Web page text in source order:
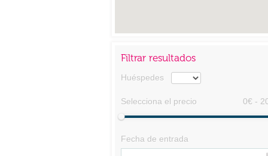
Filtrar resultados
Huéspedes
Selecciona el precio 0€ -
Fecha de entrada